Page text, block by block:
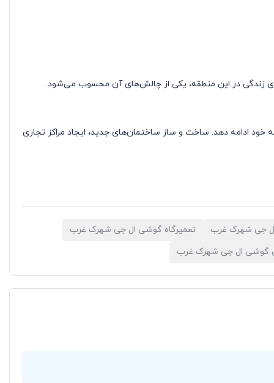
زندگی در این منطقه، یکی از چالش‌های آن محسوب می‌شود.
ادامه دهد. ساخت و ساز ساختمان‌های جدید، ایجاد مراکز تجاری
جی شهرک غرب
تعمیرگاه گوشی ال جی شهرک غرب
گوشی ال جی شهرک غرب